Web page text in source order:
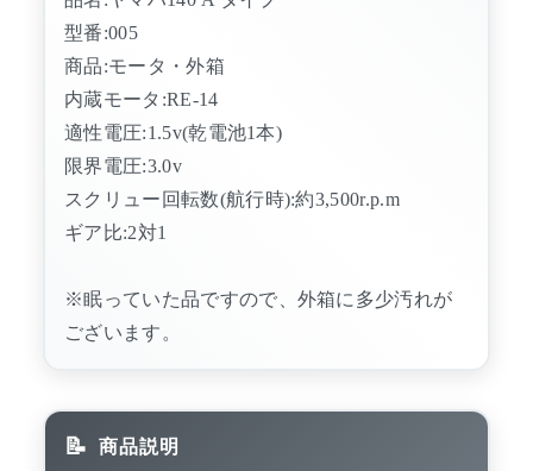
型番:005
商品:モータ・外箱
内蔵モータ:RE-14
適性電圧:1.5v(乾電池1本)
限界電圧:3.0v
スクリュー回転数(航行時):約3,500r.p.m
ギア比:2対1
※眠っていた品ですので、外箱に多少汚れが
ございます。
商品説明